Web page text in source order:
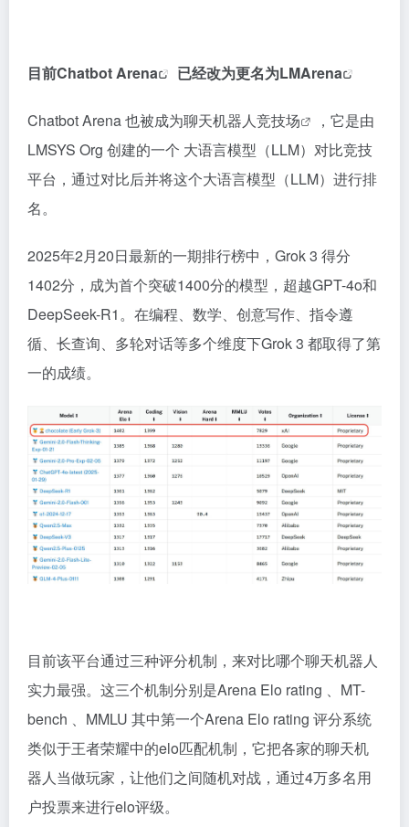
目前Chatbot Arena 已经改为更名为LMArena
Chatbot Arena 也被成为聊天机器人竞技场
，它是由
LMSYS Org 创建的一个 大语言模型（LLM）对比竞技
平台，通过对比后并将这个大语言模型（LLM）进行排
名。
2025年2月20日最新的一期排行榜中，Grok 3 得分
1402分，成为首个突破1400分的模型，超越GPT-4o和
DeepSeek-R1。在编程、数学、创意写作、指令遵
循、长查询、多轮对话等多个维度下Grok 3 都取得了第
一的成绩。
目前该平台通过三种评分机制，来对比哪个聊天机器人
实力最强。这三个机制分别是Arena Elo rating 、MT-
bench 、MMLU 其中第一个Arena Elo rating 评分系统
类似于王者荣耀中的elo匹配机制，它把各家的聊天机
器人当做玩家，让他们之间随机对战，通过4万多名用
户投票来进行elo评级。